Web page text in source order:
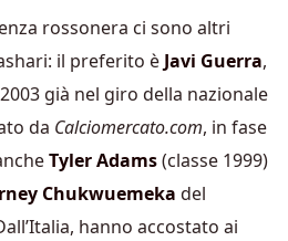
rossonera ci sono altri
il preferito è Javi Guerra,
già nel giro della nazionale
da Calciomercato.com, in fase
Tyler Adams(classe 1999)
Chukwuemeka del
hanno accostato ai